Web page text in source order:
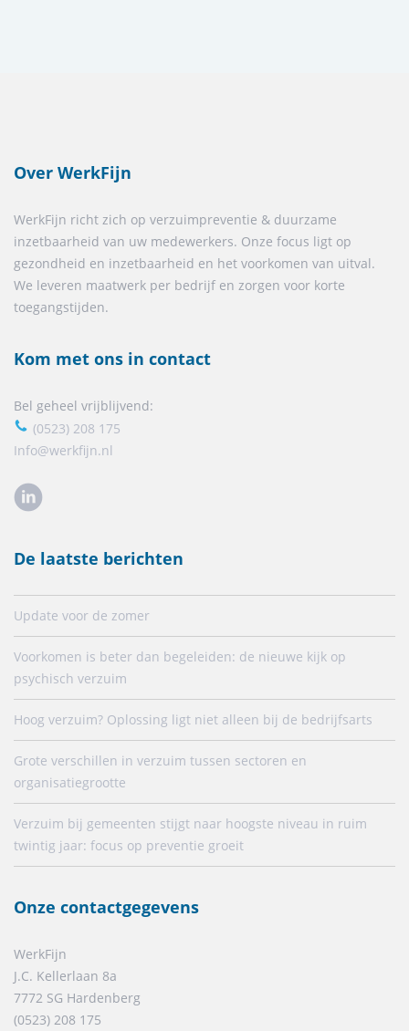
Over WerkFijn
WerkFijn richt zich op verzuimpreventie & duurzame
inzetbaarheid van uw medewerkers. Onze focus ligt op
gezondheid en inzetbaarheid en het voorkomen van uitval.
We leveren maatwerk per bedrijf en zorgen voor korte
toegangstijden.
Kom met ons in contact
Bel geheel vrijblijvend:
(0523) 208 175
Info@werkfijn.nl
De laatste berichten
Update voor de zomer
Voorkomen is beter dan begeleiden: de nieuwe kijk op
psychisch verzuim
Hoog verzuim? Oplossing ligt niet alleen bij de bedrijfsarts
Grote verschillen in verzuim tussen sectoren en
organisatiegrootte
Verzuim bij gemeenten stijgt naar hoogste niveau in ruim
twintig jaar: focus op preventie groeit
Onze contactgegevens
WerkFijn
J.C. Kellerlaan 8a
7772 SG Hardenberg
(0523) 208 175